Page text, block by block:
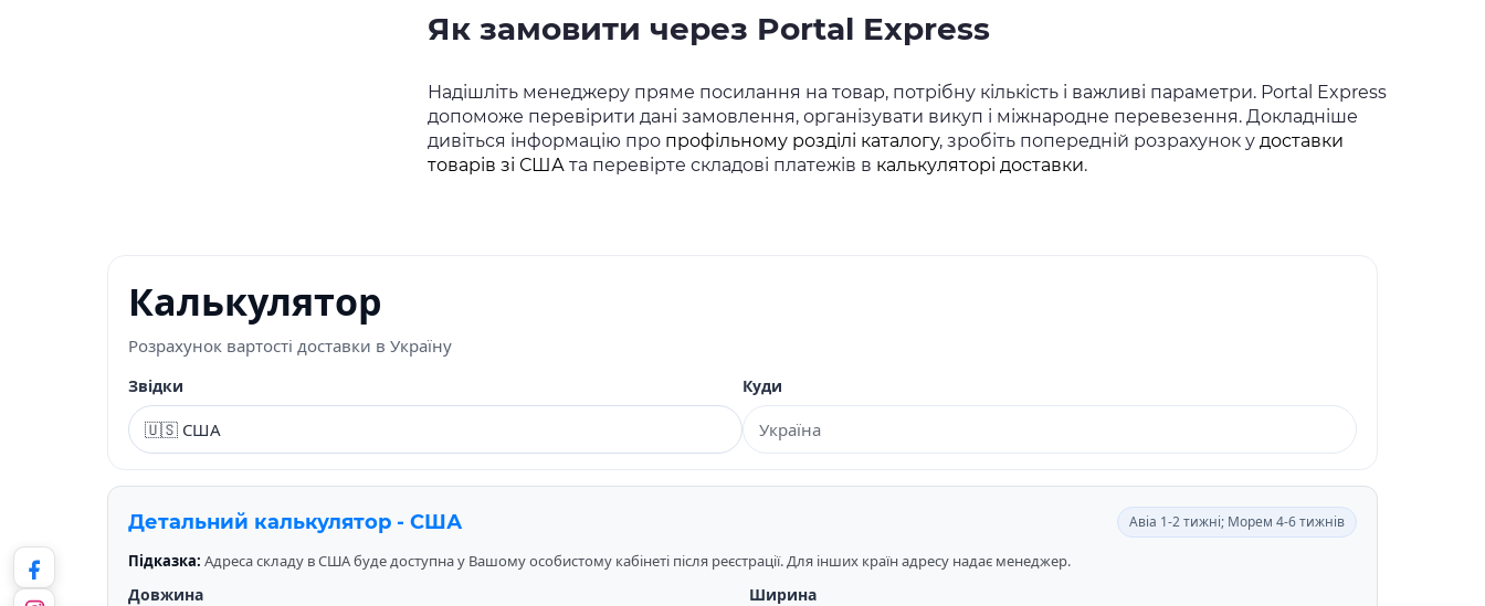
Як замовити через Portal Express
Надішліть менеджеру пряме посилання на товар, потрібну кількість і важливі параметри. Portal Express
допоможе перевірити дані замовлення, організувати викуп і міжнародне перевезення. Докладніше
дивіться інформацію про профільному розділі каталогу, зробіть попередній розрахунок у доставки
товарів зі США та перевірте складові платежів в калькуляторі доставки.
Калькулятор
Розрахунок вартості доставки в Україну
Звідки Куди
Детальний калькулятор - США Авіа 1-2 тижні; Морем 4-6 тижнів
Підказка: Адреса складу в США буде доступна у Вашому особистому кабінеті після реєстрації. Для інших країн адресу надає менеджер.
Довжина Ширина